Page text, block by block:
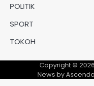
POLITIK
SPORT
TOKOH
Copyright © 2026
News by